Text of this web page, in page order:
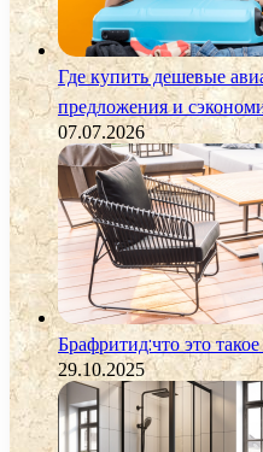
Где купить дешевые
предложения и
07.07.2026
Брафритид:что это
29.10.2025